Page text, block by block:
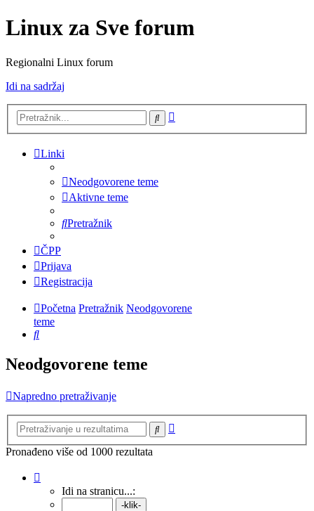
Linux za Sve forum
Regionalni Linux forum
Idi na sadržaj
Pretražnik
Linki
Neodgovorene teme
Aktivne teme
Pretražnik
ČPP
Prijava
Registracija
Početna Pretražnik Neodgovorene
teme
Pretražnik
Neodgovorene teme
Napredno pretraživanje
Pretražnik
Pronađeno više od 1000 rezultata
40 .Idi na stranicu...: